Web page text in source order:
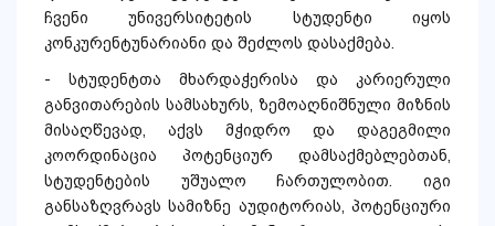
ჩვენი უნივერსიტეტის სტუდენტი იყოს
კონკურენტუნარიანი და შეძლოს დასაქმება.
- სტუდენტთა მხარდაჭერისა და კარიერული
განვითარების სამსახურს, ზემოაღნიშნული მიზნის
მისაღწევად, აქვს მჭიდრო და დაგეგმილი
კოორდინაცია პოტენციურ დამსაქმებლებთან,
სტუდენტების უშუალო ჩართულობით. იგი
განსაზღვრავს სამიზნე აუდიტორიას, პოტენციური